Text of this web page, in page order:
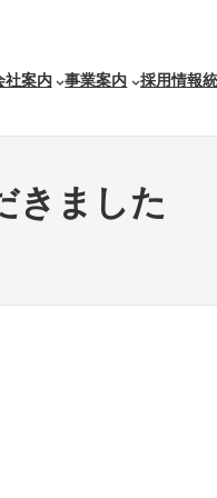
社案内 事業案内 採用情報
きました